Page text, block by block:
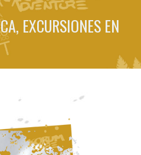
EXCURSIONES EN